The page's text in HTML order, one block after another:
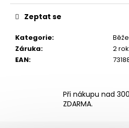
Kategorie:
Záruka:
2
EAN:
Zeptat se
Při nákupu nad
ZDARMA.